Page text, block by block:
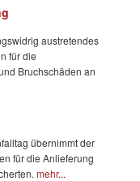
austretendes
für die
Bruchschäden an
übernimmt der
für die Anlieferung
mehr...